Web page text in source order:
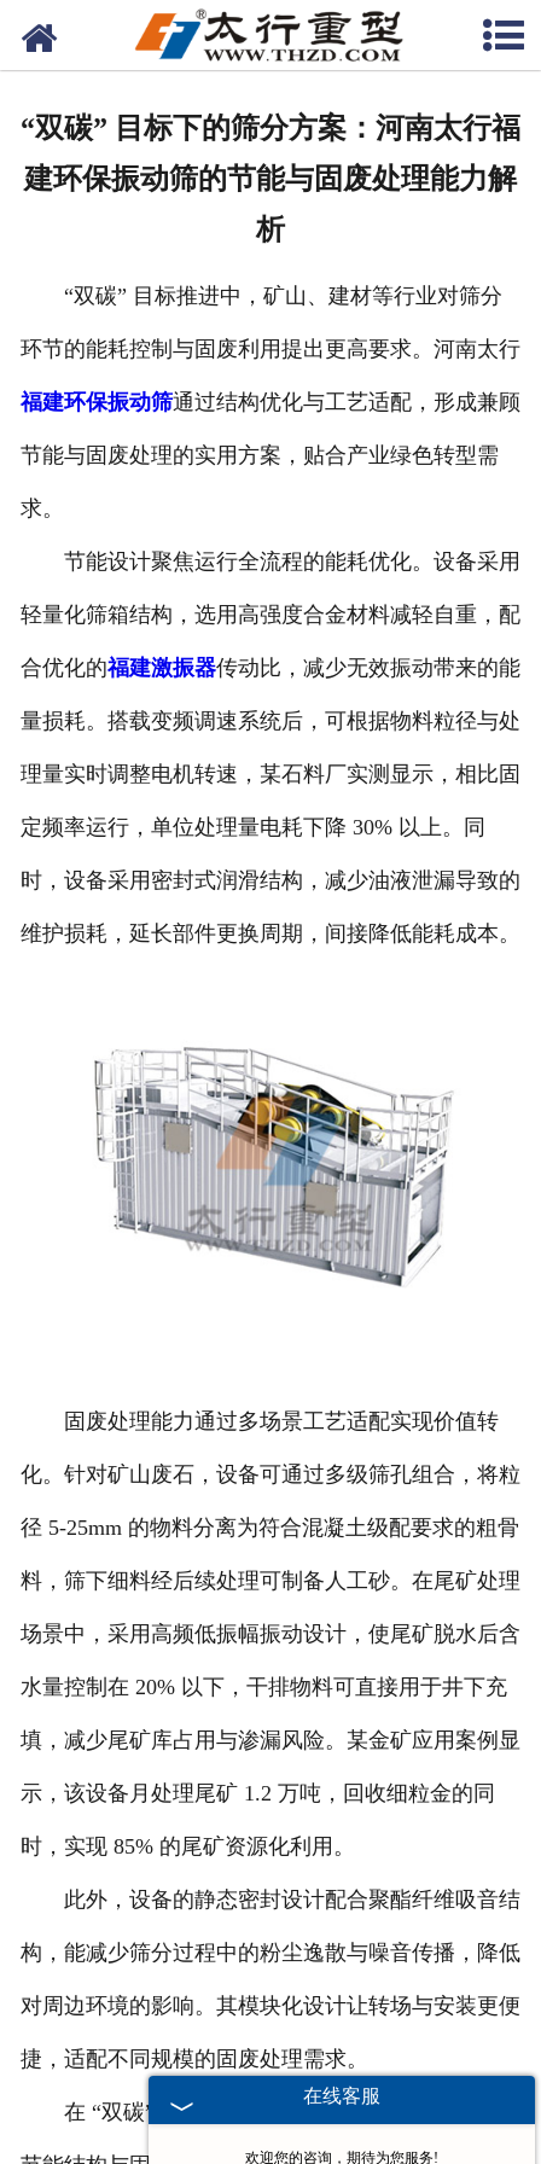
网站首页
联系我们
“双碳” 目标下的筛分方案：河南太行福
建环保振动筛的节能与固废处理能力解
析
“双碳” 目标推进中，矿山、建材等行业对筛分
环节的能耗控制与固废利用提出更高要求。河南太行
福建环保振动筛通过结构优化与工艺适配，形成兼顾
节能与固废处理的实用方案，贴合产业绿色转型需
求。
节能设计聚焦运行全流程的能耗优化。设备采用
轻量化筛箱结构，选用高强度合金材料减轻自重，配
合优化的福建激振器传动比，减少无效振动带来的能
量损耗。搭载变频调速系统后，可根据物料粒径与处
理量实时调整电机转速，某石料厂实测显示，相比固
定频率运行，单位处理量电耗下降 30% 以上。同
时，设备采用密封式润滑结构，减少油液泄漏导致的
维护损耗，延长部件更换周期，间接降低能耗成本。
固废处理能力通过多场景工艺适配实现价值转
化。针对矿山废石，设备可通过多级筛孔组合，将粒
径 5-25mm 的物料分离为符合混凝土级配要求的粗骨
料，筛下细料经后续处理可制备人工砂。在尾矿处理
场景中，采用高频低振幅振动设计，使尾矿脱水后含
水量控制在 20% 以下，干排物料可直接用于井下充
填，减少尾矿库占用与渗漏风险。某金矿应用案例显
示，该设备月处理尾矿 1.2 万吨，回收细粒金的同
时，实现 85% 的尾矿资源化利用。
此外，设备的静态密封设计配合聚酯纤维吸音结
构，能减少筛分过程中的粉尘逸散与噪音传播，降低
对周边环境的影响。其模块化设计让转场与安装更便
捷，适配不同规模的固废处理需求。
在 “双碳” 政策引导下，河南太行环保振动筛以
在线客服
欢迎您的咨询，期待为您服务!